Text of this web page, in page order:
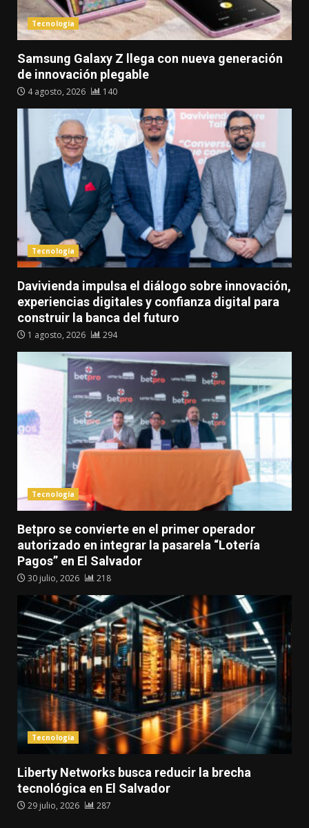
Tecnología
Samsung Galaxy Z llega con nueva generación
de innovación plegable
4 agosto, 2026 140
Tecnología
Davivienda impulsa el diálogo sobre innovación,
experiencias digitales y confianza digital para
construir la banca del futuro
1 agosto, 2026 294
Tecnología
Betpro se convierte en el primer operador
autorizado en integrar la pasarela “Lotería
Pagos” en El Salvador
30 julio, 2026 218
Tecnología
Liberty Networks busca reducir la brecha
tecnológica en El Salvador
29 julio, 2026 287